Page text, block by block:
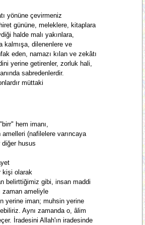
yönüne çevirmeniz
gününe, meleklere, kitaplara
halde malı yakınlara,
kalmışa, dilenenlere ve
eden, namazı kılan ve zekâtı
yerine getirenler, zorluk hali,
sabredenlerdir.
müttaki
hem imanı,
amelleri (nafilelere varıncaya
diğer husus
kişi olarak
belirttiğimiz gibi, insan maddi
zaman ameliyle
yerine iman; muhsin yerine
Aynı zamanda o, âlim
İradesini Allah'ın iradesinde